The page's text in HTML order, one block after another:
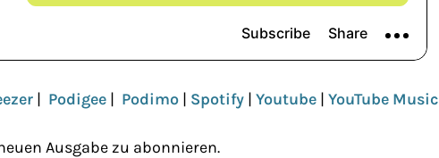
| Podigee | Podimo | Spotify | Youtube | YouTube Music
Ausgabe zu abonnieren.